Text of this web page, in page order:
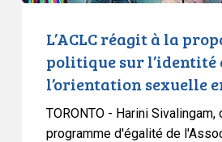
genre
l’orientation
sexuelle
Alberta
L’ACLC réagit à la
politique sur l’identité
l’orientation sexuelle
TORONTO - Harini Sivalingam,
programme d'égalité de